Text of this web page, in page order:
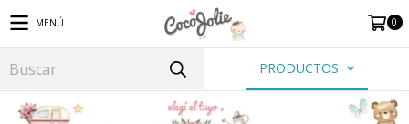
MENÚ 0
PRODUCTOS